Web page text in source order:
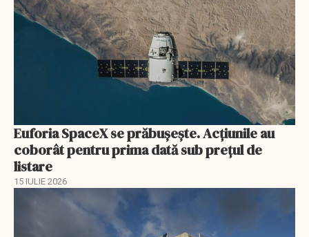
Euforia SpaceX se prăbușește. Acțiunile au
coborât pentru prima dată sub prețul de
listare
15 IULIE 2026